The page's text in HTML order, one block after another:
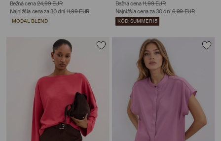
Bežná cena 24,99 EUR
Najnižšia cena za 30 dní 11,99 EUR
MODAL BLEND
Bežná cena 11,99 EUR
Najnižšia cena za 30 dní 6,99 EUR
KÓD: SUMMER15